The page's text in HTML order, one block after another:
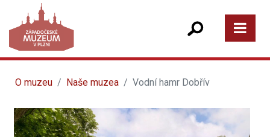
O muzeu Naše muzea Vodní hamr Dobřív